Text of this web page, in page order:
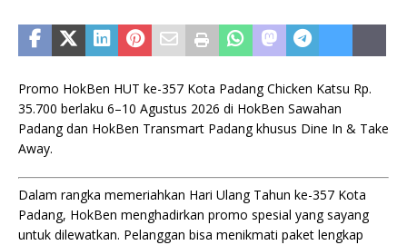
Promo HokBen HUT ke-357 Kota Padang Chicken Katsu Rp.
35.700 berlaku 6–10 Agustus 2026 di HokBen Sawahan
Padang dan HokBen Transmart Padang khusus Dine In & Take
Away.
Dalam rangka memeriahkan Hari Ulang Tahun ke-357 Kota
Padang, HokBen menghadirkan promo spesial yang sayang
untuk dilewatkan. Pelanggan bisa menikmati paket lengkap